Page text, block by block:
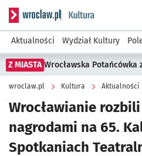
Serwis informacyjny wroclaw.pl
Aktualności Wydział Kultury
Z MIASTA Wrocławska Potańcówka
wroclaw.pl Kultura Aktualności
Wrocławianie
nagrodami na 65.
Spotkaniach